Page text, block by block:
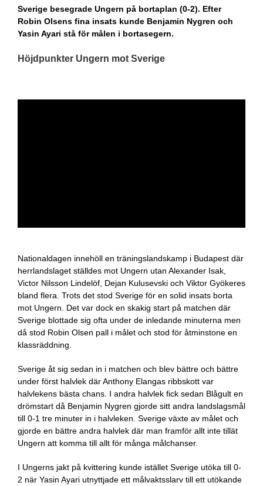
Sverige besegrade Ungern på bortaplan (0-2). Efter
Robin Olsens fina insats kunde Benjamin Nygren och
Yasin Ayari stå för målen i bortasegern.
Höjdpunkter Ungern mot Sverige
Nationaldagen innehöll en träningslandskamp i Budapest där
herrlandslaget ställdes mot Ungern utan Alexander Isak,
Victor Nilsson Lindelöf, Dejan Kulusevski och Viktor Gyökeres
bland flera. Trots det stod Sverige för en solid insats borta
mot Ungern. Det var dock en skakig start på matchen där
Sverige blottade sig ofta under de inledande minuterna men
då stod Robin Olsen pall i målet och stod för åtminstone en
klassräddning.
Sverige åt sig sedan in i matchen och blev bättre och bättre
under först halvlek där Anthony Elangas ribbskott var
halvlekens bästa chans. I andra halvlek fick sedan Blågult en
drömstart då Benjamin Nygren gjorde sitt andra landslagsmål
till 0-1 tre minuter in i halvleken. Sverige växte av målet och
gjorde en bättre andra halvlek där man framför allt inte tillät
Ungern att komma till allt för många målchanser.
I Ungerns jakt på kvittering kunde istället Sverige utöka till 0-
2 när Yasin Ayari utnyttjade ett målvaktsslarv till ett utökande